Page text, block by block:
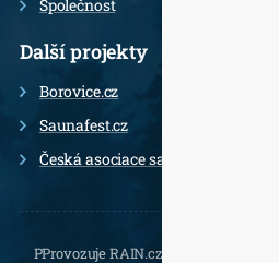
Společnost
Další projekty
Borovice.cz
Saunafest.cz
Česká asociace saunérů
PProvozuje RAIN.cz, Daliborova 22a,